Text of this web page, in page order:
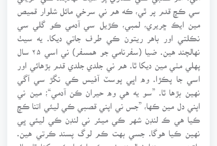
سي ڪڇ قدم پر ٿي، ڪه هم ني سرخي مائل شلوار قميص
مين ايڪ ڇريري، لمبي، ڪڙيل سي آدمي ڪو گلي سي
نڪلتي اور باهر ريتون ڪي طرف جاتي ديکا. يه سيٺ
نهالچند هين. ضيا (سفرنامي جو همسفر) ني اسي ۲۵ سال
پهلي مٺي مين ديکا ٿا. هم ني جلدي جلدي قدم بڙهائي اور
اسي جا پڪڙا. وه اڀي پوسٽ آفيس ڪي نگڙ سي آگي
نهين بڙها ٿا. ”سو يه هي وه حيران ڪن آدمي“؛ مين ني
اپني دل مين ڪها، ”جس ني اپني قصبي ڪي ليئي اتنا ڪڇ
ڪيا هي ڪ لنڊن شهر ڪي ميئر ني لنڊن ڪي ليئي ڀي
نهين ڪيا هوگا. جسي بهت ڪم لوگ پسند ڪرتي هين.
داڙهي موڇ منڊا نهالچند خود ڪو اڪرا ڪر رکتا ٿا. بال